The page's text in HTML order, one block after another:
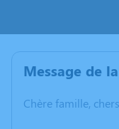
Message de
Chère famille,